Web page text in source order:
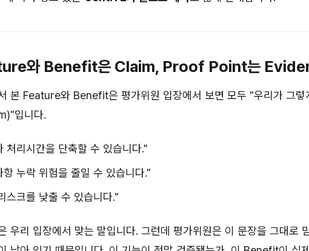
와 Benefit은 Claim, Proof Point는
본 Feature와 Benefit은 평가위원 입장에서 보면 모두 "우리가 그렇
입니다.
처리시간을 단축할 수 있습니다."
항 누락 위험을 줄일 수 있습니다."
스크를 낮출 수 있습니다."
우리 입장에서 맞는 말입니다. 그런데 평가위원은 이 문장을 그대로